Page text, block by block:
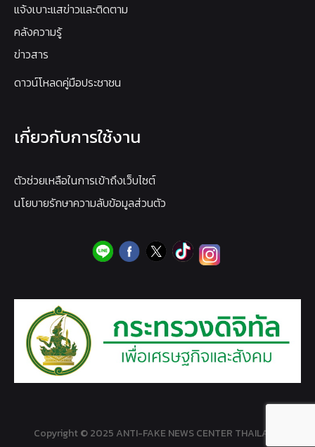
แจ้งเบาะแสข่าวและติดตาม
คลังความรู้
ข่าวสาร
ดาวน์โหลดคู่มือประชาชน
เกี่ยวกับการใช้งาน
ตัวช่วยเหลือในการเข้าถึงเว็บไซต์
นโยบายรักษาความลับข้อมูลส่วนตัว
Copyright © 2025 ANTI-FAKE NEWS CENTER THAILAND